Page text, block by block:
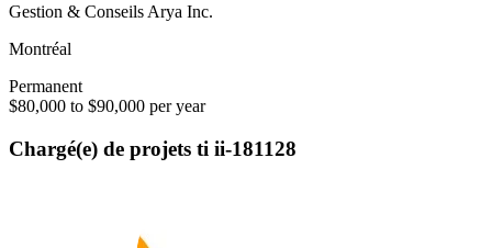
Gestion & Conseils Arya Inc.
Montréal
Permanent
$80,000 to $90,000 per year
Chargé(e) de projets ti ii-181128